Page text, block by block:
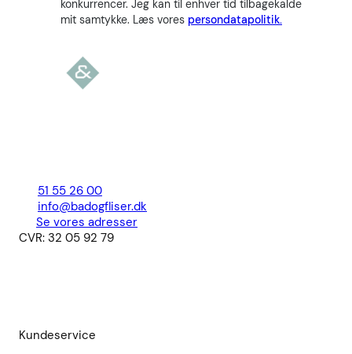
konkurrencer. Jeg kan til enhver tid tilbagekalde
mit samtykke. Læs vores persondatapolitik.
51 55 26 00
info@badogfliser.dk
Se vores adresser
CVR: 32 05 92 79
Kundeservice